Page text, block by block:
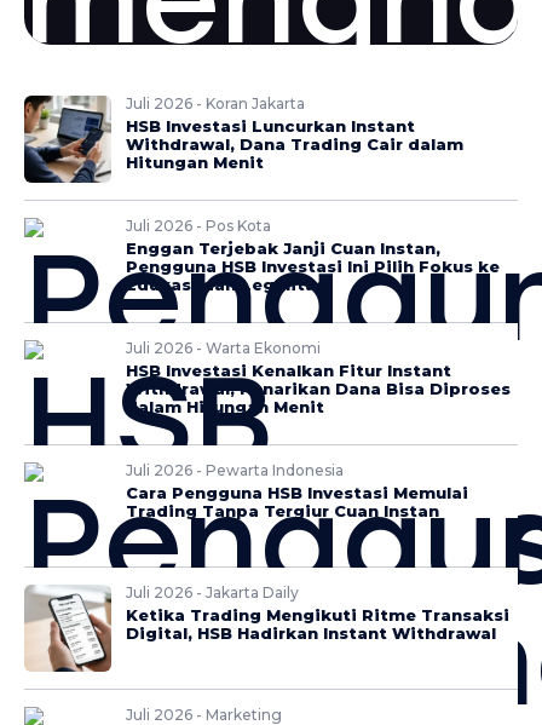
Juli 2026 - Koran Jakarta
HSB Investasi Luncurkan Instant
Withdrawal, Dana Trading Cair dalam
Hitungan Menit
Juli 2026 - Pos Kota
Enggan Terjebak Janji Cuan Instan,
Pengguna HSB Investasi Ini Pilih Fokus ke
Edukasi dan Legalitas
Juli 2026 - Warta Ekonomi
HSB Investasi Kenalkan Fitur Instant
Withdrawal, Penarikan Dana Bisa Diproses
dalam Hitungan Menit
Juli 2026 - Pewarta Indonesia
Cara Pengguna HSB Investasi Memulai
Trading Tanpa Tergiur Cuan Instan
Juli 2026 - Jakarta Daily
Ketika Trading Mengikuti Ritme Transaksi
Digital, HSB Hadirkan Instant Withdrawal
Juli 2026 - Marketing